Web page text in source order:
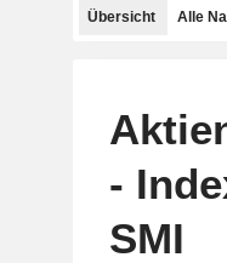
Übersicht Alle
-
SMI